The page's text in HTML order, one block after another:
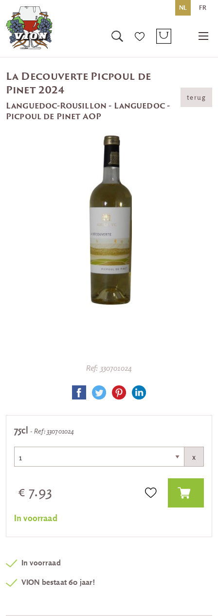
NL FR
La Decouverte Picpoul de
Pinet 2024
Languedoc-Rousillon - Languedoc -
Picpoul de Pinet AOP
terug
Ref: 330701024
75cl - Ref: 330701024
x
€ 7.93
In voorraad
In voorraad
VION bestaat 60 jaar!